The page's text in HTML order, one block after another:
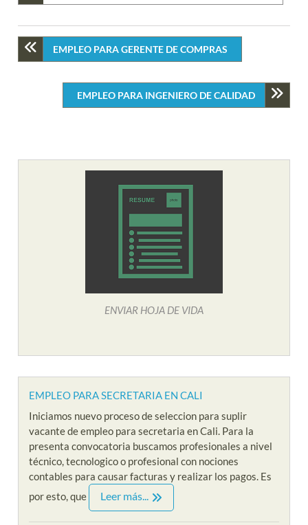
EMPLEO PARA GERENTE DE COMPRAS
EMPLEO PARA INGENIERO DE CALIDAD
ENVIAR HOJA DE VIDA
EMPLEO PARA SECRETARIA EN CALI
Iniciamos nuevo proceso de seleccion para suplir
vacante de empleo para secretaria en Cali. Para la
presenta convocatoria buscamos profesionales a nivel
técnico, tecnologico o profesional con nociones
contables para causar facturas y realizar los pagos. Es
por esto, que
Leer más...